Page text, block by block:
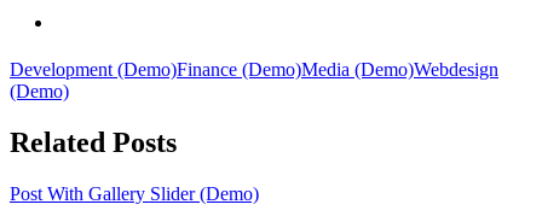
Development (Demo)Finance (Demo)Media (Demo)Webdesign
(Demo)
Related Posts
Post With Gallery Slider (Demo)